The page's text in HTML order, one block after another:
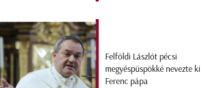
Felföldi Lászlót pécsi
megyéspüspökké nevezte ki
Ferenc pápa